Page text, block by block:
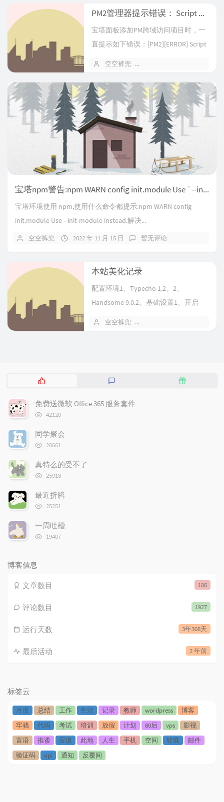
PM2管理器提示错误： Script already launched, add -f option to force re-execution
宝塔面板添加PM跨域访问项目时，一
直提示如下错误：[PM2][ERROR] Script
空空裤兜
宝塔npm警告:npm WARN config init.module Use `--init-module` instead.
宝塔环境使用 npm,使用什么命令都提示:npm WARN config
init.module Use --init-module instead.解决...
空空裤兜 2022 年 11 月 15 日 暂无评论
本站美化记录
配置环境1、Typecho 1.2。2、
Handsome 9.0.2。基础设置1、开启
空空裤兜
热
文
章
评
随
免费送微软 Office 365 服务套件
浏
次
数:
42120
同学聚会
浏
次
数:
28661
真特么的受不了
浏
次
数:
25918
最近折腾
浏
次
数:
25251
一周吐槽
浏
19407
博客信息
186
文章数目
1927
评论数目
3年308天
运行天数
2 年前
最后活动
标签云
月度 总结 工作 生活 记录 教师 wordpress
博客
牢骚
代码 考试 培训 放假 计划 80后 vps
影视
言语
推诿 应该 此地 人生 手机 空间 转载
邮件
验证码
api 通知 反覆间